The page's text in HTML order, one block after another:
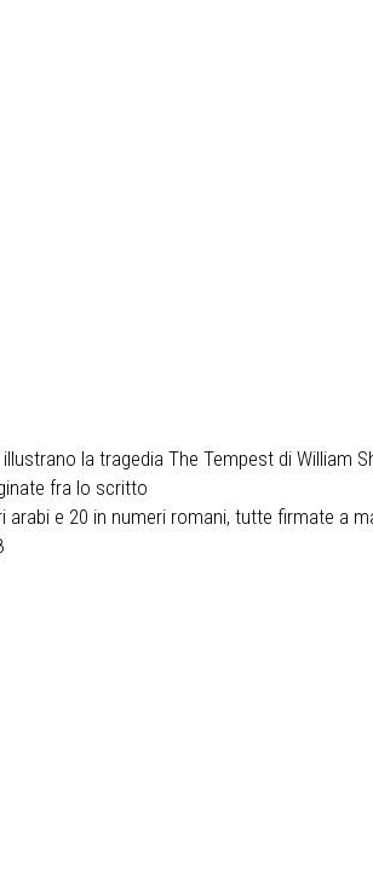
la tragedia The Tempest di William
fra lo scritto
arabi e 20 in numeri romani, tutte firmate a